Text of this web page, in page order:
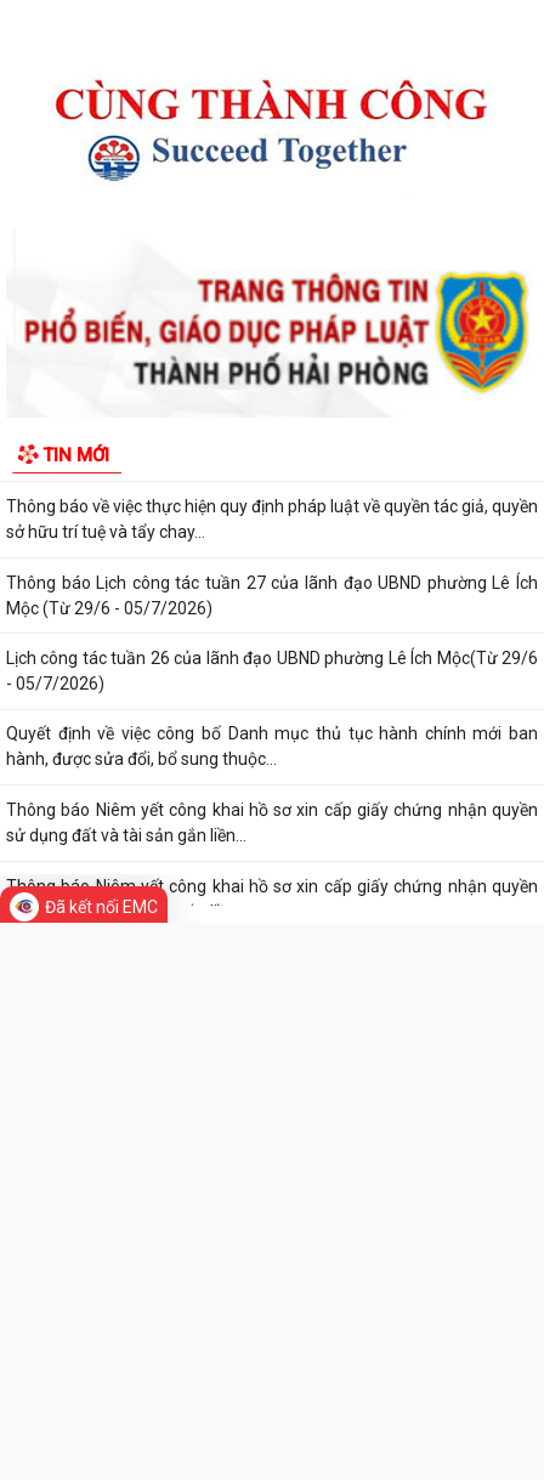
TIN MỚI
Thông báo kết quả Kỳ họp thứ 4 (Kỳ họp thường lệ giữa năm 2026)
HĐND phường khoá II, nhiệm kỳ 2026...
Thông báo Lịch công tác tuần 31 của lãnh đạo UBND phường Lê Ích
Mộc (Từ 27/7 - 02/8/2026)
để lừa đảo chiếm đoạt tài sản...
Thông báo lịch công tác tuần 30 của lãnh đạo UBND Phường Lê Ích
Mộc (Từ 20/7 - 26/7/2026)
Thông báo về việc niêm yết công khai kết quả xét duyệt trợ cấp đối
tượng bảo trợ xã hội trên địa...
Thông báo về việc thực hiện quy định pháp luật về quyền tác giả, quyền
sở hữu trí tuệ và tẩy chay...
Thông báo Lịch công tác tuần 27 của lãnh đạo UBND phường Lê Ích
Mộc (Từ 29/6 - 05/7/2026)
Lịch công tác tuần 26 của lãnh đạo UBND phường Lê Ích Mộc(Từ 29/6
- 05/7/2026)
Quyết định về việc công bố Danh mục thủ tục hành chính mới ban
hành, được sửa đổi, bổ sung thuộc...
Đã kết nối EMC